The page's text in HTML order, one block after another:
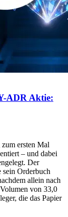
ADR Aktie:
ersten Mal
– und dabei
Der
Orderbuch
allein nach
von 33,0
die das Papier